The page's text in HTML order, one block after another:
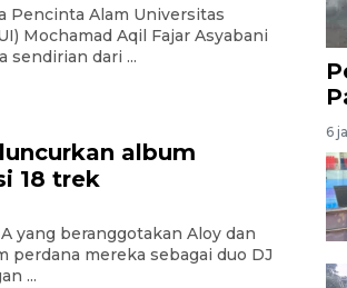
Pencinta Alam Universitas
Mochamad Aqil Fajar Asyabani
sendirian dari ...
album
18 trek
yang beranggotakan Aloy dan
perdana mereka sebagai duo DJ
...
6